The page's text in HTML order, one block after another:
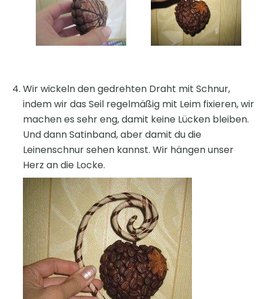
Wir wickeln den gedrehten Draht mit Schnur,
indem wir das Seil regelmäßig mit Leim fixieren, wir
machen es sehr eng, damit keine Lücken bleiben.
Und dann Satinband, aber damit du die
Leinenschnur sehen kannst. Wir hängen unser
Herz an die Locke.